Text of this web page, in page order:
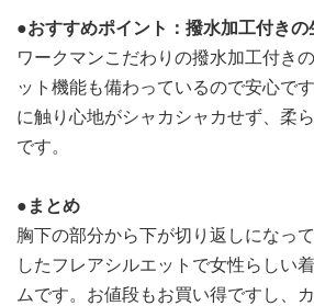
●おすすめポイント：撥水加工付きの
ワークマンこだわりの撥水加工付き
ット機能も備わっているので安心で
に触り心地がシャカシャカせず、柔
です。
●まとめ
胸下の部分から下が切り返しになっ
したフレアシルエットで女性らしい
ムです。お値段もお買い得ですし、